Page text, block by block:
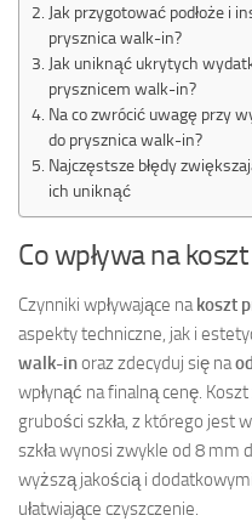
Jak przygotować podłoże i
prysznica walk-in?
Jak uniknąć ukrytych
prysznicem walk-in?
Na co zwrócić uwagę przy
do prysznica walk-in?
Najczęstsze błędy
ich uniknąć
Co wpływa na
Czynniki wpływające na koszt
aspekty techniczne, jak i
walk-inoraz zdecyduj się na
wpłynąć na finalną cenę.
grubości szkła, z którego jest
szkła wynosi zwykle od 8 mm
wyższą jakością i
ułatwiające czyszczenie.